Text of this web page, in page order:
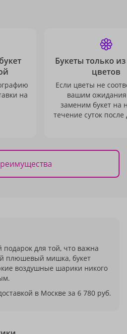
на
Букеты только
цветов
Если цветы не
вашим
заменим букет на
течение суток после
для той, что важна
плюшевый мишка, букет
воздушные шарики никого
в Москве за 6 780 руб.